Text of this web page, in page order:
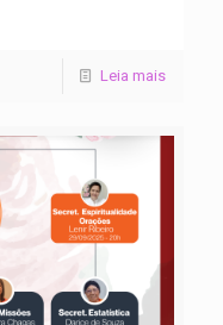
Leia mais